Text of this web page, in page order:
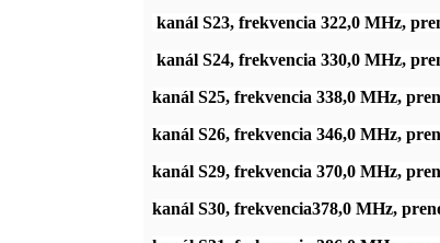
kanál S23, frekvencia 322,0 MHz,
kanál S24, frekvencia 330,0 MHz,
kanál S25, frekvencia 338,0 MHz,
kanál S26, frekvencia 346,0 MHz,
kanál S29, frekvencia 370,0 MHz,
kanál S30, frekvencia378,0 MHz,